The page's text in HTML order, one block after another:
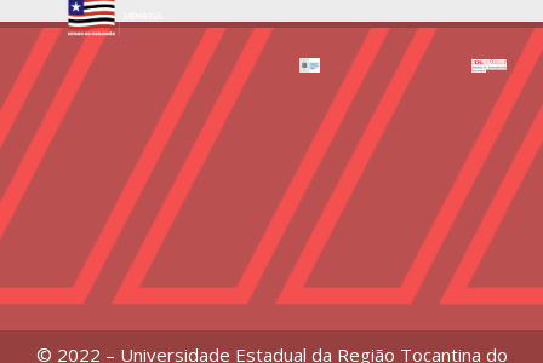
© 2022 – Universidade Estadual da Região Tocantina do